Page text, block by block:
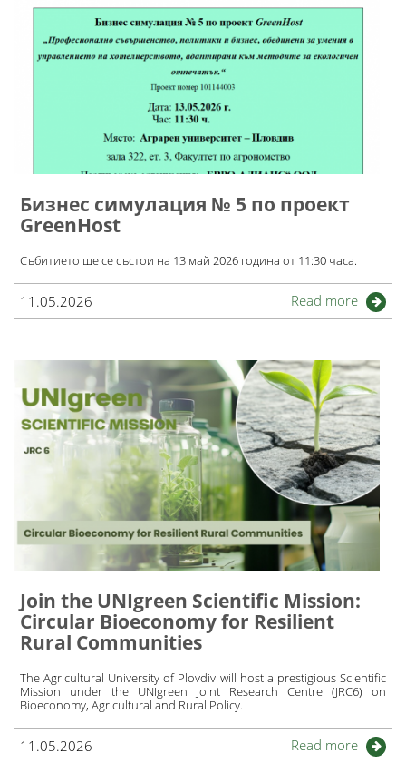
Бизнес симулация № 5 по проект
GreenHost
Събитието ще се състои на 13 май 2026 година от 11:30 часа.
11.05.2026 Read more
Join the UNIgreen Scientific Mission:
Circular Bioeconomy for Resilient
Rural Communities
The Agricultural University of Plovdiv will host a prestigious Scientific
Mission under the UNIgreen Joint Research Centre (JRC6) on
Bioeconomy, Agricultural and Rural Policy.
11.05.2026 Read more